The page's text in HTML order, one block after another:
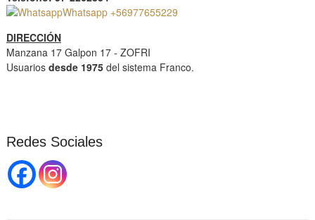
Whatsapp +56977655229
DIRECCIÓN
Manzana 17 Galpon 17 - ZOFRI
Usuarios desde 1975del sistema Franco.
Redes Sociales